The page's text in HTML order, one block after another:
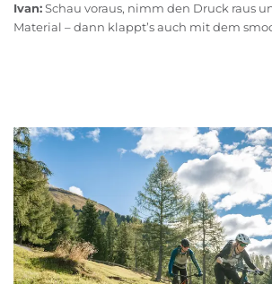
Ivan:Schau voraus, nimm den Druck raus
Material – dann klappt’s auch mit dem